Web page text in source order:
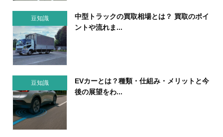
豆知識
中型トラックの買取相場とは？ 買取のポイ
ントや流れま...
豆知識
EVカーとは？種類・仕組み・メリットと今
後の展望をわ...